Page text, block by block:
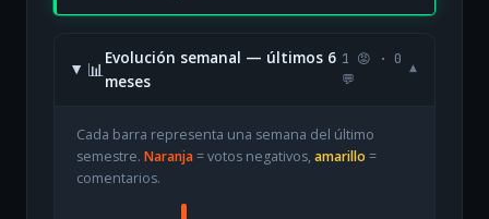
📊
Evolución semanal — últimos 6
meses
1 😡 · 0
💬
▾
Cada barra representa una semana del último
semestre. Naranja= votos negativos, amarillo =
comentarios.